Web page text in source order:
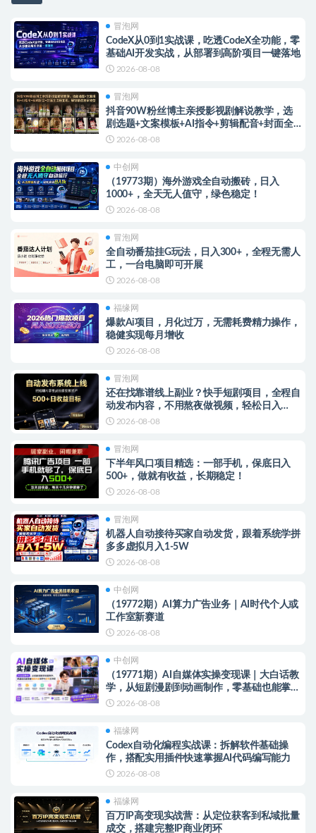
冒泡网
CodeX从0到1实战课，吃透CodeX全功能，零
基础AI开发实战，从部署到高阶项目一键落地
2026-08-08
冒泡网
抖音90W粉丝博主亲授影视剧解说教学，选
剧选题+文案模板+AI指令+剪辑配音+封面全
流程变现，解锁精选独家收益
2026-08-08
中创网
（19773期）海外游戏全自动搬砖，日入
1000+，全天无人值守，绿色稳定！
2026-08-08
冒泡网
全自动番茄挂G玩法，日入300+，全程无需人
工，一台电脑即可开展
2026-08-08
福缘网
爆款Ai项目，月化过万，无需耗费精力操作，
稳健实现每月增收
2026-08-08
冒泡网
还在找靠谱线上副业？快手短剧项目，全程自
动发布内容，不用熬夜做视频，轻松日入
500+
2026-08-08
冒泡网
下半年风口项目精选：一部手机，保底日入
500+，做就有收益，长期稳定！
2026-08-08
冒泡网
机器人自动接待买家自动发货，跟着系统学拼
多多虚拟月入1-5W
2026-08-08
中创网
（19772期）AI算力广告业务｜AI时代个人或
工作室新赛道
2026-08-08
中创网
（19771期）AI自媒体实操变现课｜大白话教
学，从短剧漫剧到动画制作，零基础也能掌握
爆款内容创作与变现全流程
2026-08-08
福缘网
Codex自动化编程实战课：拆解软件基础操
作，搭配实用插件快速掌握AI代码编写能力
2026-08-08
福缘网
百万IP高变现实战营：从定位获客到私域批量
成交，搭建完整IP商业闭环